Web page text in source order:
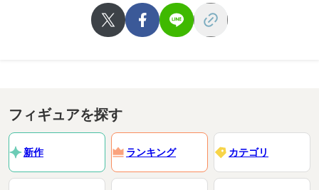
フィギュアを探す
新作 ランキング カテゴリ